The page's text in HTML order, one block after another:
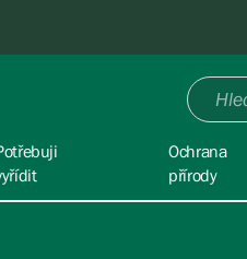
Ochrana
přírody